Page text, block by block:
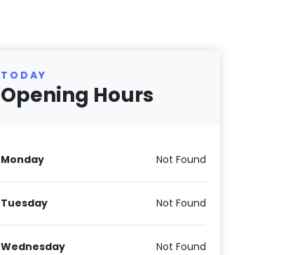
TODAY
Opening Hours
Monday Not Found
Tuesday Not Found
Wednesday Not Found